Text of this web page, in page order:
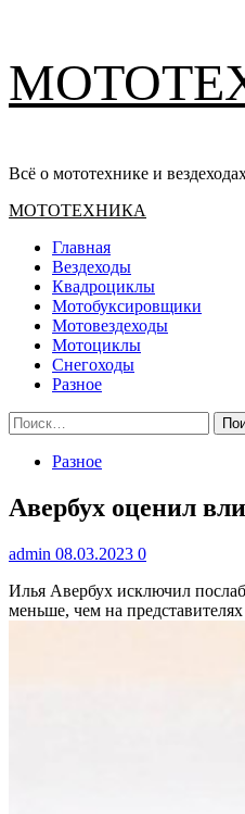
содержимому
Всё о мототехнике и
Основное
МОТОТЕХНИКА
Главная
Вездеходы
Квадроциклы
Мотобуксировщики
Мотовездеходы
Мотоциклы
Снегоходы
Разное
Найти:
Разное
Авербух оценил
admin 08.03.2023 0
Илья Авербух исключил
меньше, чем на